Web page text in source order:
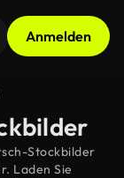
Anmelden
Stockbilder
Laden Sie